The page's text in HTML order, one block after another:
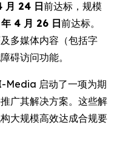
月 24 日前达标，规模
4 月 26 日前达标。
多媒体内容（包括字
碍访问功能。
Media 启动了一项为期
广其解决方案。这些解
大规模高效达成合规要